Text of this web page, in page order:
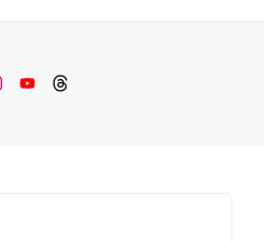
Instagram
YoutubeThreads